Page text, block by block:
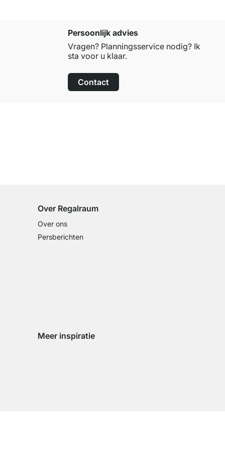
Persoonlijk advies
Vragen? Planningsservice nodig? Ik
sta voor u klaar.
Contact
Over Regalraum
Over ons
Persberichten
Meer inspiratie